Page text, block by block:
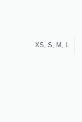
XS, S, M, L